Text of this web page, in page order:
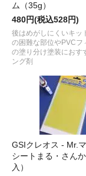
ム（35g）
480円(税込528円)
後はめがしにくいキッ
の困難な部位やPVCフ
の塗り分け塗装におす
ング剤
GSIクレオス - Mr.
シートまる・さん
入）